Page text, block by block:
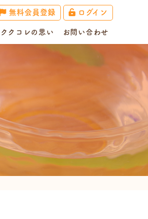
無料会員登録 ログイン
ククコレの思い お問い合わせ